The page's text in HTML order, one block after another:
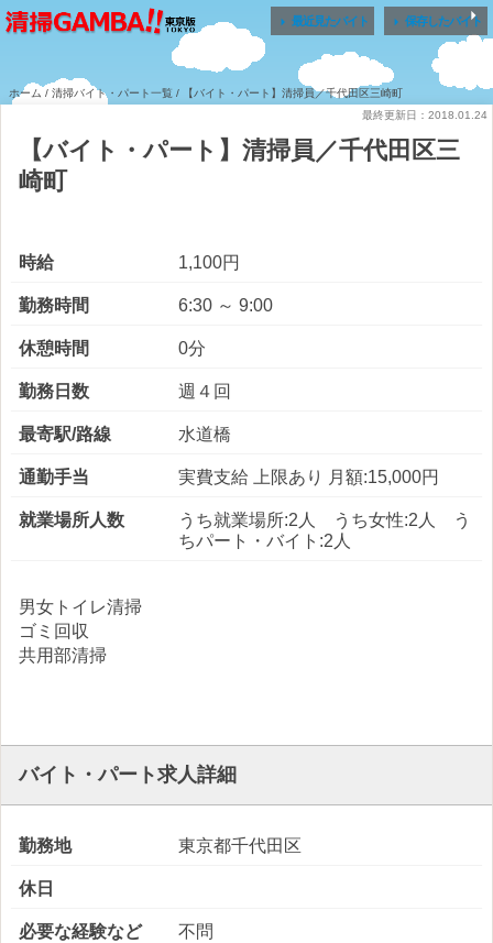
 最近見たバイト  保存したバイト
ホーム / 清掃バイト・パート一覧 / 【バイト・パート】清掃員／千代田区三崎町
最終更新日：2018.01.24
【バイト・パート】清掃員／千代田区三
崎町
時給 1,100円
勤務時間 6:30 ～ 9:00
休憩時間 0分
勤務日数 週４回
最寄駅/路線 水道橋
通勤手当 実費支給 上限あり 月額:15,000円
就業場所人数
うち就業場所:2人 うち女性:2人 う
ちパート・バイト:2人
男女トイレ清掃
ゴミ回収
共用部清掃
バイト・パート求人詳細
勤務地 東京都千代田区
休日
必要な経験など 不問